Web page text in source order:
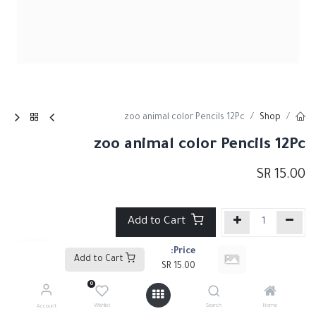
Price:
15.00
Home
Search
0
Wishlist
Account
Shop
zoo animal color Pencils 12Pc
zoo animal color Pencils 12Pc
15.00
Add to Cart
إضافة إلى قائمة الأمنيات